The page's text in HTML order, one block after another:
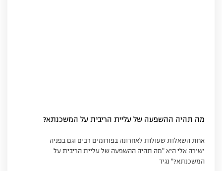
מה תהיה ההשפעה של עליית הריבית על המשכנתא?
אחת השאלות שעולות לאחרונה בפורומים רבים וגם בפניה
ישירה אלי היא "מה תהיה ההשפעה של עליית הריבית על
המשכנתא?" נגיד